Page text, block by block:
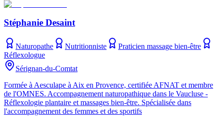
Stéphanie Desaint
Naturopathe Nutritionniste
Praticien massage bien-être
Réflexologue
Sérignan-du-Comtat
Formée à Aesculape à Aix en Provence, certifiée AFNAT et membre
de l'OMNES. Accompagnement naturopathique dans le Vaucluse -
Réflexologie plantaire et massages bien-être. Spécialisée dans
l'accompagnement des femmes et des sportifs